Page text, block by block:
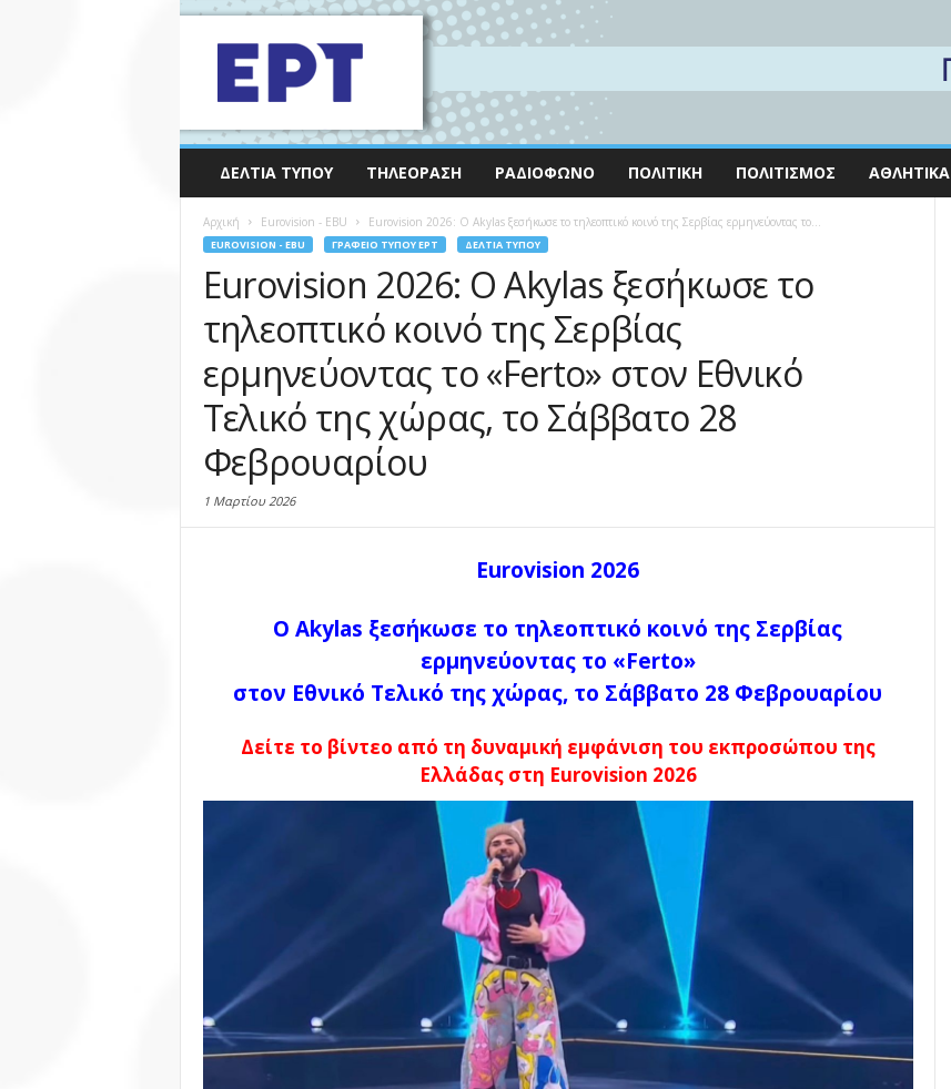
ΔΕΛΤΊΑ ΤΎΠΟΥ ΤΗΛΕΌΡΑΣΗ ΡΑΔΙΌΦΩΝΟ ΠΟΛΙΤΙΚΉ ΠΟΛΙΤΙΣΜΌΣ ΑΘΛΗΤΙΚΆ
Αρχική Eurovision - EBU Eurovision 2026: Ο Akylas ξεσήκωσε το τηλεοπτικό κοινό της Σερβίας ερμηνεύοντας το...
EUROVISION - EBU ΓΡΑΦΕΊΟ ΤΎΠΟΥ ΕΡΤ ΔΕΛΤΊΑ ΤΎΠΟΥ
Eurovision 2026: Ο Akylas ξεσήκωσε το
τηλεοπτικό κοινό της Σερβίας
ερμηνεύοντας το «Ferto» στον Εθνικό
Τελικό της χώρας, το Σάββατο 28
Φεβρουαρίου
1 Μαρτίου 2026
Eurovision 2026
Ο Akylas ξεσήκωσε το τηλεοπτικό κοινό της Σερβίας
ερμηνεύοντας το «Ferto»
στον Εθνικό Τελικό της χώρας, το Σάββατο 28 Φεβρουαρίου
Δείτε το βίντεο από τη δυναμική εμφάνιση του εκπροσώπου της
Ελλάδας στη Eurovision 2026